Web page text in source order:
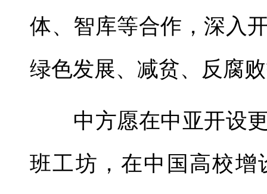
体、智库等合作，深入
绿色发展、减贫、反腐
中方愿在中亚开设更
班工坊，在中国高校